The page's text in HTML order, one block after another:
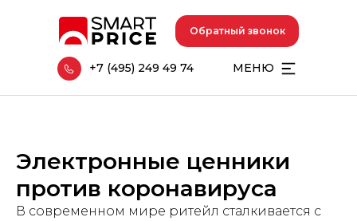
МЕНЮ
Обратный звонок
+7 (495) 249 49 74
Электронные ценники
против коронавируса
В современном мире ритейл сталкивается с